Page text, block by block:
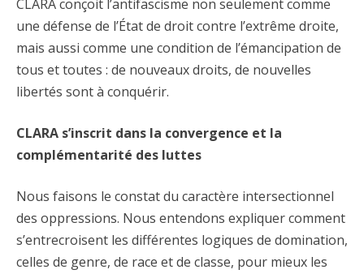
CLARA conçoit l’antifascisme non seulement comme
une défense de l’État de droit contre l’extrême droite,
mais aussi comme une condition de l’émancipation de
tous et toutes : de nouveaux droits, de nouvelles
libertés sont à conquérir.
CLARA s’inscrit dans la convergence et la
complémentarité des luttes
Nous faisons le constat du caractère intersectionnel
des oppressions. Nous entendons expliquer comment
s’entrecroisent les différentes logiques de domination,
celles de genre, de race et de classe, pour mieux les